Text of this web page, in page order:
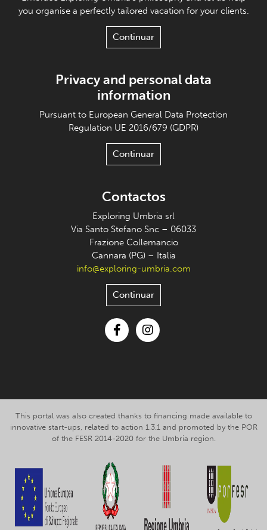
you organise a perfectly tailored vacation for your clients.
Continuar
Privacy and personal data
information
Pursuant to European General Data Protection
Regulation UE 2016/679 (GDPR)
Continuar
Contactos
Exploring Umbria srl
Via Santo Stefano Snc – 06033
Frazione Collemancio
Cannara (PG) – Italia
info@exploring-umbria.com
Continuar
This portal was also created thanks to financing made available to
innovative start-ups, related to action 1.3.1 and promoted by the POR
of the FESR 2014-2020 for the Umbria region.